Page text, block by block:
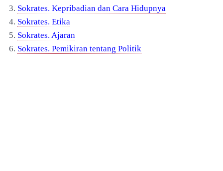
3. Sokrates. Kepribadian dan Cara Hidupnya
4. Sokrates. Etika
5. Sokrates. Ajaran
6. Sokrates. Pemikiran tentang Politik